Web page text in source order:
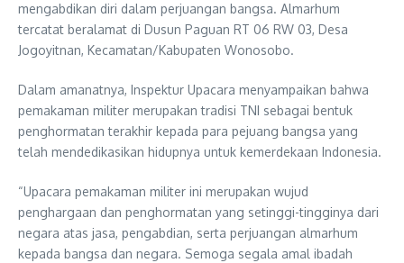
mengabdikan diri dalam perjuangan bangsa. Almarhum
tercatat beralamat di Dusun Paguan RT 06 RW 03, Desa
Jogoyitnan, Kecamatan/Kabupaten Wonosobo.
Dalam amanatnya, Inspektur Upacara menyampaikan bahwa
pemakaman militer merupakan tradisi TNI sebagai bentuk
penghormatan terakhir kepada para pejuang bangsa yang
telah mendedikasikan hidupnya untuk kemerdekaan Indonesia.
“Upacara pemakaman militer ini merupakan wujud
penghargaan dan penghormatan yang setinggi-tingginya dari
negara atas jasa, pengabdian, serta perjuangan almarhum
kepada bangsa dan negara. Semoga segala amal ibadah